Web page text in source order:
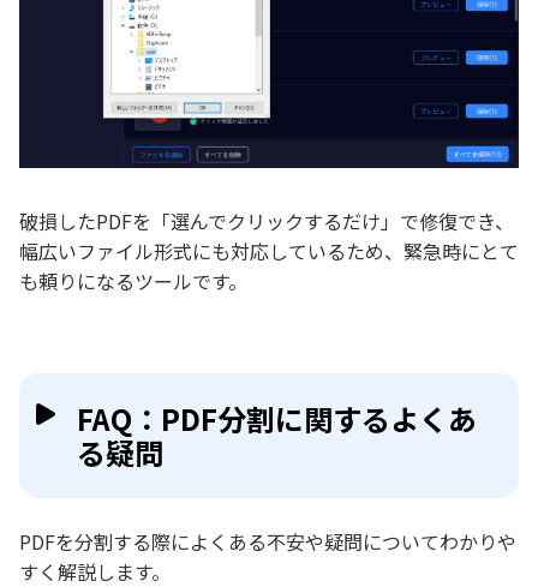
破損したPDFを「選んでクリックするだけ」で修復でき、
幅広いファイル形式にも対応しているため、緊急時にとて
も頼りになるツールです。
FAQ：PDF分割に関するよくあ
る疑問
PDFを分割する際によくある不安や疑問についてわかりや
すく解説します。